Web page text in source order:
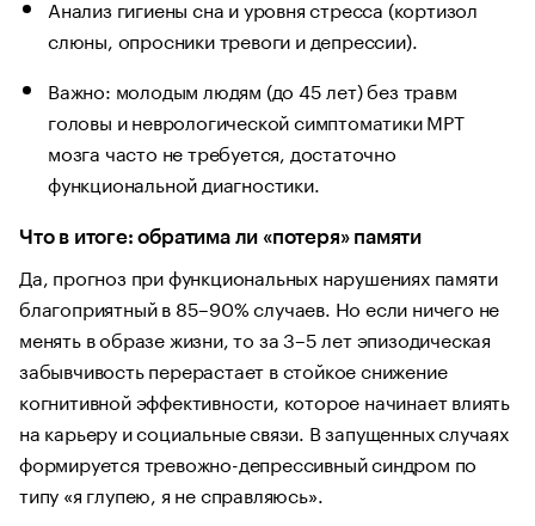
Анализ гигиены сна и уровня стресса (кортизол
слюны, опросники тревоги и депрессии).
Важно: молодым людям (до 45 лет) без травм
головы и неврологической симптоматики МРТ
мозга часто не требуется, достаточно
функциональной диагностики.
Что в итоге: обратима ли «потеря» памяти
Да, прогноз при функциональных нарушениях памяти
благоприятный в 85–90% случаев. Но если ничего не
менять в образе жизни, то за 3–5 лет эпизодическая
забывчивость перерастает в стойкое снижение
когнитивной эффективности, которое начинает влиять
на карьеру и социальные связи. В запущенных случаях
формируется тревожно-депрессивный синдром по
типу «я глупею, я не справляюсь».